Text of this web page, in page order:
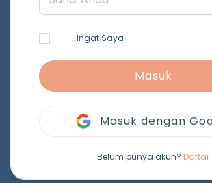
Ingat Saya
Masuk
Masuk dengan
Belum punya akun? Daftar